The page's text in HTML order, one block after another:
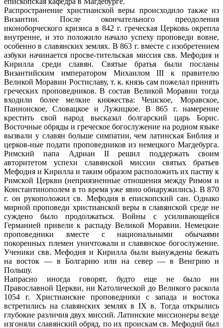
Распространение христианской веры происходило также из
Византии. После окончательного преодоления
иконоборческого кризиса в 842 г. греческая Церковь окрепла
внутренне, и это положило начало успеху проповеди вовне,
особенно в славянских землях. В 863 г. вместе с изобретением
азбуки начинается просве-тительская миссия свв. Мефодия и
Кирилла среди славян. Святые братья были посланы
Византийским императором Михаилом III к правителю
Великой Моравии Ростиславу, т. к. князь сам пожелал принять
греческих проповедников. В состав Великой Моравии тогда
входили более мелкие княжества: Чешское, Моравское,
Паннонское, Словацкое и Лужицкое. В 865 г. намерение
крестить свой народ высказал болгарский царь Борис.
Восточные обряды и греческое богослужение на родном языке
вызвали у славян больше симпатии, чем латинская Библия и
церков-ные подати проповедников из немецкого Магдебурга.
Римский папа Адриан II решил поддержать своим
авторитетом успехи славянской миссии святых братьев
Мефодия и Кирилла и таким образом расположить их паству к
Римской Церкви (неприязненные отношения между Римом и
Константинополем в то время уже явно обнаружились). В 870
г. он рукоположил св. Мефодия в епископский сан. Однако
мирной проповеди христианской веры в славянской среде не
суждено было продолжаться. Войны с усиливающейся
Германией привели к распаду Великой Моравии. Немецкие
проповедники вместе с национальными обычаями
покоренных племен уничтожали и славянское богослужение.
Ученики свв. Мефодия и Кирилла были вынуждены бежать
на восток — в Болгарию или на север — в Венгрию и
Польшу.
Напрасно иногда говорят, будто еще не было ни
Православной Церкви, ни Католической до Великого раскола
1054 г. Христианские проповедники с запада и востока
встретились на славянских землях в IX в. Тогда открылись
глубокие различия двух миссий. Латинские миссионеры везде
изгоняли славянский обряд, по их проискам св. Мефодий был